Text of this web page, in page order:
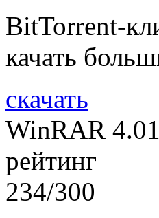
BitTorrent-
качать
скачать
WinRAR
рейтинг
234/300